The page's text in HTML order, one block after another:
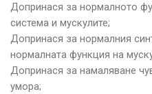
Допринася за нормалното
система и мускулите;
Допринася за нормалния
нормалната функция на
Допринася за намаляване
умора;